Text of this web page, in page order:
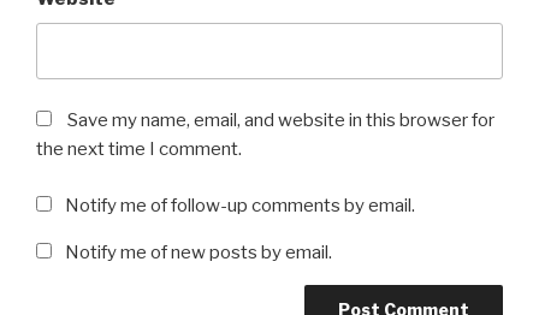
Save my name, email, and website in this browser for
the next time I comment.
Notify me of follow-up comments by email.
Notify me of new posts by email.